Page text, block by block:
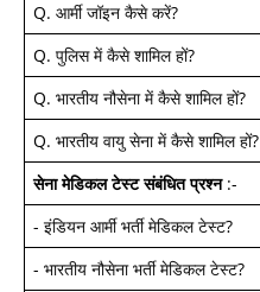
Q. आर्मी जॉइन कैसे करें?
Q. पुलिस में कैसे शामिल हों?
Q. भारतीय नौसेना में कैसे शामिल हों?
Q. भारतीय वायु सेना में कैसे शामिल हों?
सेना मेडिकल टेस्ट संबंधित प्रश्न:-
- इंडियन आर्मी भर्ती मेडिकल टेस्ट?
- भारतीय नौसेना भर्ती मेडिकल टेस्ट?